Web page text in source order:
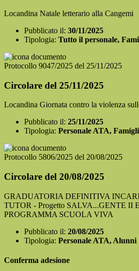
Locandina Natale letterario alla Cangemi
Pubblicato il: 30/11/2025
Tipologia: Tutto il personale,
Protocollo 9047/2025 del 25/11/2025
Circolare del 25/11/2025
Locandina Giornata contro la violenza
Pubblicato il: 25/11/2025
Tipologia: Personale ATA,
Protocollo 5806/2025 del 20/08/2025
Circolare del 20/08/2025
GRADUATORIA DEFINITIVA
TUTOR - Progetto SALVA...GENTE II
PROGRAMMA SCUOLA VIVA
Pubblicato il: 20/08/2025
Tipologia: Personale ATA, Alunni
Conferma adesione